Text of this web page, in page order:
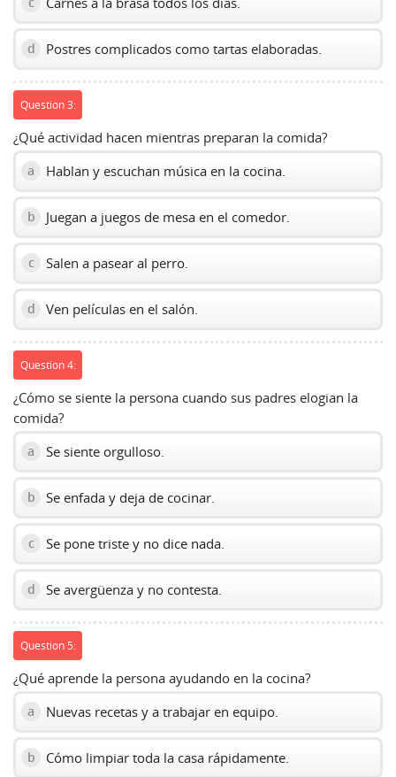
d Postres complicados como tartas elaboradas.
Question 3:
¿Qué actividad hacen mientras preparan la comida?
a Hablan y escuchan música en la cocina.
b Juegan a juegos de mesa en el comedor.
c Salen a pasear al perro.
d Ven películas en el salón.
Question 4:
¿Cómo se siente la persona cuando sus padres elogian la
comida?
a Se siente orgulloso.
b Se enfada y deja de cocinar.
c Se pone triste y no dice nada.
d Se avergüenza y no contesta.
Question 5:
¿Qué aprende la persona ayudando en la cocina?
a Nuevas recetas y a trabajar en equipo.
b Cómo limpiar toda la casa rápidamente.